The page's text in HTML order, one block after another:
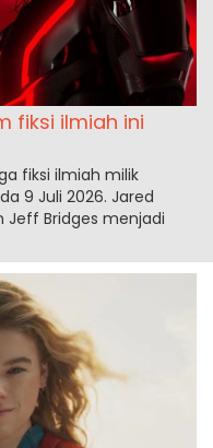
fiksi ilmiah ini
fiksi ilmiah milik
9 Juli 2026. Jared
Jeff Bridges menjadi